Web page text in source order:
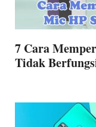
7 Cara
Tidak